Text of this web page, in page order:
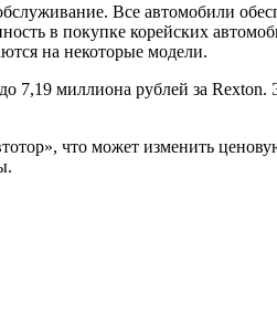
Все автомобили
в покупке корейских
на некоторые модели.
миллиона рублей за Rexton.
что может изменить